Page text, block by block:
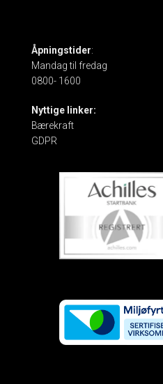
Åpningstider:
Mandag til fredag
0800- 1600
Nyttige linker:
Bærekraft
GDPR